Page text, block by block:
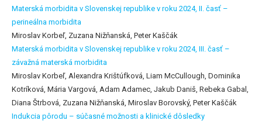
Materská morbidita v Slovenskej republike v roku 2024, II. časť –
perineálna morbidita
Miroslav Korbeľ, Zuzana Nižňanská, Peter Kaščák
Materská morbidita v Slovenskej republike v roku 2024, III. časť –
závažná materská morbidita
Miroslav Korbeľ, Alexandra Krištúfková, Liam McCullough, Dominika
Kotríková, Mária Vargová, Adam Adamec, Jakub Daniš, Rebeka Gabal,
Diana Štrbová, Zuzana Nižňanská, Miroslav Borovský, Peter Kaščák
Indukcia pôrodu – súčasné možnosti a klinické dôsledky